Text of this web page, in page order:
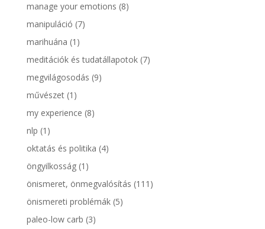
manage your emotions (8)
manipuláció (7)
marihuána (1)
meditációk és tudatállapotok(7)
megvilágosodás (9)
művészet(1)
my experience (8)
nlp (1)
oktatás és politika (4)
öngyilkosság(1)
önismeret, önmegvalósítás (111)
önismereti problémák(5)
paleo-low carb (3)